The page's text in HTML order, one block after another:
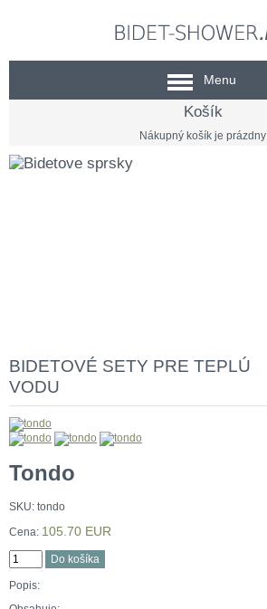
Menu
Košík
Nákupný košík je prázdny
BIDETOVÉ SETY PRE TEPLÚ
VODU
Tondo
SKU: tondo
Cena: 105.70 EUR
Popis: